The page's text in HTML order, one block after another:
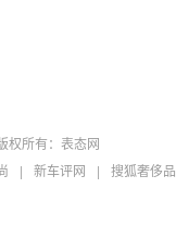
权所有：表态网
| 新车评网 | 搜狐奢侈品